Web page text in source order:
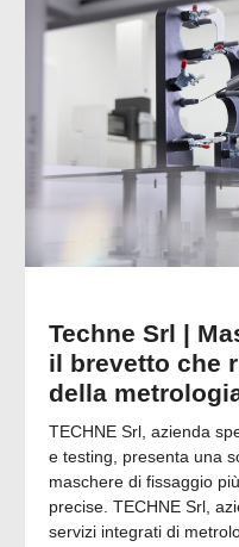
Techne Srl |
il brevetto che
della
TECHNE Srl, azienda
e testing, presenta una
maschere di fissaggio
precise. TECHNE Srl,
servizi integrati di